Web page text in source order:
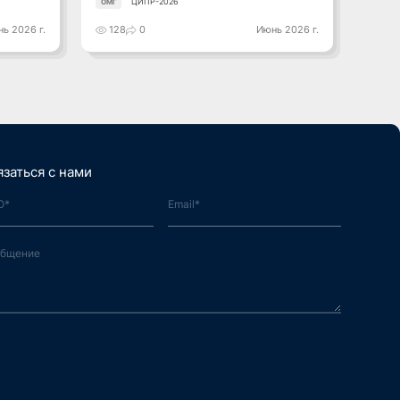
2026 г. 128 0 Июнь 2026 г.
с нами